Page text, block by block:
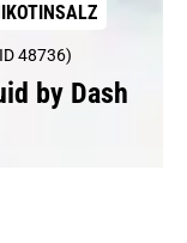
48736)
by Dash